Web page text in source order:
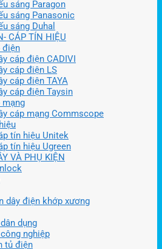
sáng Paragon
sáng Panasonic
sáng Duhal
CÁP TÍN HIỆU
điện
cáp điện CADIVI
cáp điện LS
cáp điện TAYA
cáp điện Taysin
mạng
cáp mạng Commscope
tín hiệu Unitek
tín hiệu Ugreen
VÀ PHỤ KIỆN
dây điện khớp xương
dụng
nghiệp
tủ điện